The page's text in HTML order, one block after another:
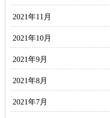
2021年11月
2021年10月
2021年9月
2021年8月
2021年7月